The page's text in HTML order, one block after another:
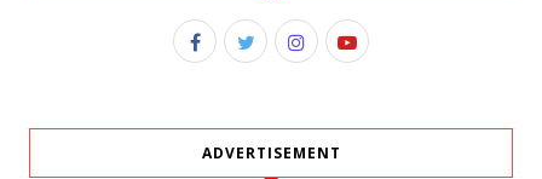
ADVERTISEMENT